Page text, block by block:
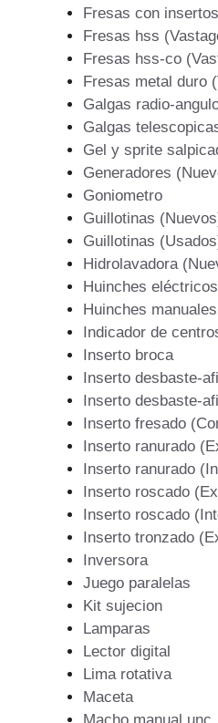
Fresas con insertos
Fresas hss
Fresas hss-co
Fresas metal duro
Galgas radio-
Galgas
Gel y sprite
Generadores
Goniometro
Guillotinas
Guillotinas
Hidrolavadora
Huinches eléctricos
Huinches manuales
Indicador de
Inserto broca
Inserto desbaste-
Inserto desbaste-
Inserto fresado
Inserto ranurado
Inserto ranurado
Inserto roscado
Inserto roscado
Inserto tronzado
Inversora
Juego paralelas
Kit sujecion
Lamparas
Lector digital
Lima rotativa
Maceta